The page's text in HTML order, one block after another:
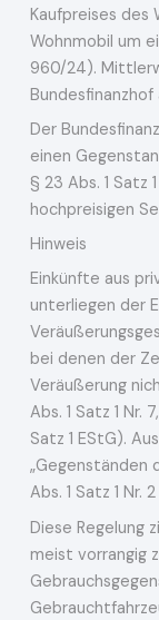
Kaufpreises des
Wohnmobil um
960/24).
Bundesfinanzhof
Der
einen
§ 23 Abs. 1 Satz
hochpreisigen
Hinweis
Einkünfte aus
unterliegen der
bei denen der
Veräußerung
Abs. 1 Satz 1 Nr.
Satz 1 EStG).
„Gegenständen
Abs. 1 Satz 1 Nr.
Diese Regelung
meist vorrangig